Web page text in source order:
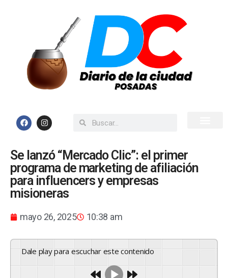
Se lanzó “Mercado Clic”: el primer
programa de marketing de afiliación
para influencers y empresas
misioneras
mayo 26, 2025 10:38 am
Dale play para escuchar este contenido